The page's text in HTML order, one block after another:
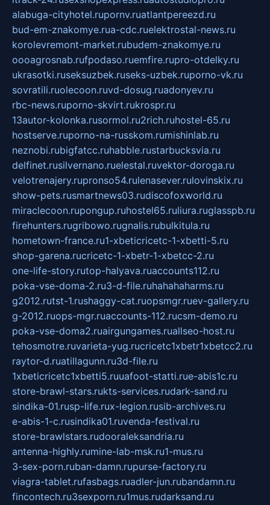
alabuga-cityhotel.rupornv.ruatlantpereezd.ru
bud-em-znakomye.rua-cdc.ruelektrostal-news.ru
korolevremont-market.rubudem-znakomye.ru
oooagrosnab.rufpodaso.ruemfire.rupro-otdelky.ru
ukrasotki.ruseksuzbek.ruseks-uzbek.ruporno-vk.ru
sovratili.ruolecoon.ruvd-dosug.ruadonyev.ru
rbc-news.ruporno-skvirt.rukrospr.ru
13autor-kolonka.rusormol.ru2rich.ruhostel-65.ru
hostserve.ruporno-na-russkom.rumishinlab.ru
neznobi.rubigfatcc.ruhabble.rustarbucksvia.ru
delfinet.rusilvernano.ruelestal.ruvektor-doroga.ru
velotrenajery.rupronso54.rulenasever.rulovinskix.ru
show-pets.rusmartnews03.rudiscofoxworld.ru
miraclecoon.rupongup.ruhostel65.ruliura.ruglasspb.ru
firehunters.rugribowo.rugnalis.rubulkitula.ru
hometown-france.ru1-xbeticricetc-1-xbetti-5.ru
shop-garena.rucricetc-1-xbetr-1-xbetcc-2.ru
one-life-story.rutop-halyava.ruaccounts112.ru
poka-vse-doma-2.ru3-d-file.ruhahahaharms.ru
g2012.rutst-1.rushaggy-cat.ruopsmgr.ruev-gallery.ru
g-2012.ruops-mgr.ruaccounts-112.rucsm-demo.ru
poka-vse-doma2.ruairgungames.ruallseo-host.ru
tehosmotre.ruvarieta-yug.rucricetc1xbetr1xbetcc2.ru
raytor-d.ruatillagunn.ru3d-file.ru
1xbeticricetc1xbetti5.ruuafoot-statti.rue-abis1c.ru
store-brawl-stars.rukts-services.rudark-sand.ru
sindika-01.rusp-life.rux-legion.rusib-archives.ru
e-abis-1-c.rusindika01.ruvenda-festival.ru
store-brawlstars.rudooraleksandria.ru
antenna-highly.rumine-lab-msk.ru1-mus.ru
3-sex-porn.ruban-damn.rupurse-factory.ru
viagra-tablet.rufasbags.ruadler-jun.rubandamn.ru
fincontech.ru3sexporn.ru1mus.rudarksand.ru